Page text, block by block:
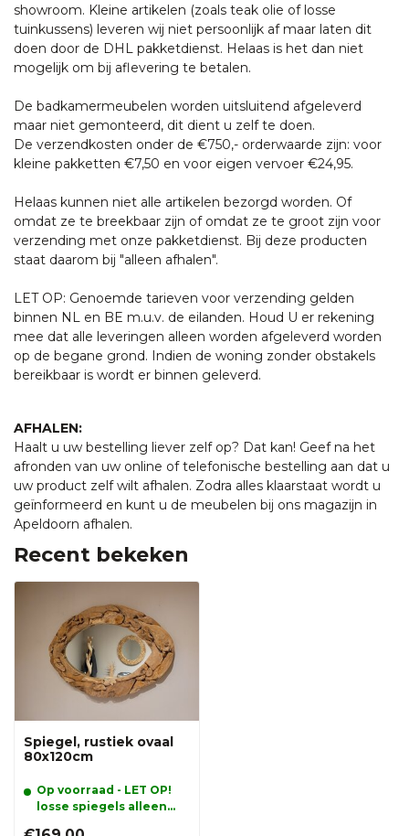
showroom. Kleine artikelen (zoals teak olie of losse
tuinkussens) leveren wij niet persoonlijk af maar laten dit
doen door de DHL pakketdienst. Helaas is het dan niet
mogelijk om bij aflevering te betalen.
De badkamermeubelen worden uitsluitend afgeleverd
maar niet gemonteerd, dit dient u zelf te doen.
De verzendkosten onder de €750,- orderwaarde zijn: voor
kleine pakketten €7,50 en voor eigen vervoer €24,95.
Helaas kunnen niet alle artikelen bezorgd worden. Of
omdat ze te breekbaar zijn of omdat ze te groot zijn voor
verzending met onze pakketdienst. Bij deze producten
staat daarom bij "alleen afhalen".
LET OP: Genoemde tarieven voor verzending gelden
binnen NL en BE m.u.v. de eilanden. Houd U er rekening
mee dat alle leveringen alleen worden afgeleverd worden
op de begane grond. Indien de woning zonder obstakels
bereikbaar is wordt er binnen geleverd.
AFHALEN:
Haalt u uw bestelling liever zelf op? Dat kan! Geef na het
afronden van uw online of telefonische bestelling aan dat u
uw product zelf wilt afhalen. Zodra alles klaarstaat wordt u
geïnformeerd en kunt u de meubelen bij ons magazijn in
Apeldoorn afhalen.
Recent bekeken
Spiegel, rustiek ovaal
80x120cm
Op voorraad - LET OP!
losse spiegels alleen